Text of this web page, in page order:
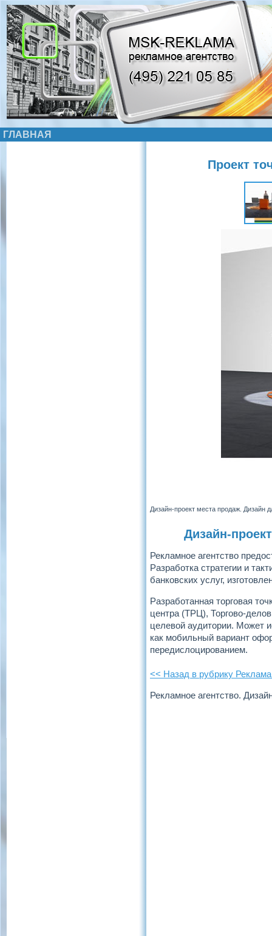
ГЛАВНАЯ
Проект
Дизайн-проект места продаж. Дизайн
Дизайн-
Рекламное агентство
Разработка стратегии и
банковских услуг,
Разработанная торговая
центра (ТРЦ), Торгово-
целевой аудитории. Может
как мобильный вариант
передислоцированием.
<< Назад в рубрику
Рекламное агентство.